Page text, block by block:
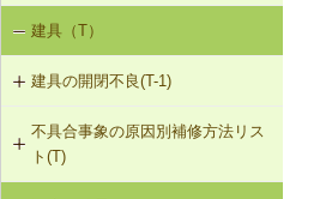
口部からの透過音）（SO-4）
への交換
V-3-005 駐輪機からの音・振動の伝
V-3-301 給水管からの音・振動の伝
設備からの騒音、振動（V-3）
内装仕上材の汚損（I-1）
内装仕上材のひび割れ、はがれ等
（I-2）
建具（T）
建具の開閉不良(T-1)
T-1-001 丁番の取付け調整
T-1-002 丁番の取替え
不具合事象の原因別補修方法リス
ト(T)